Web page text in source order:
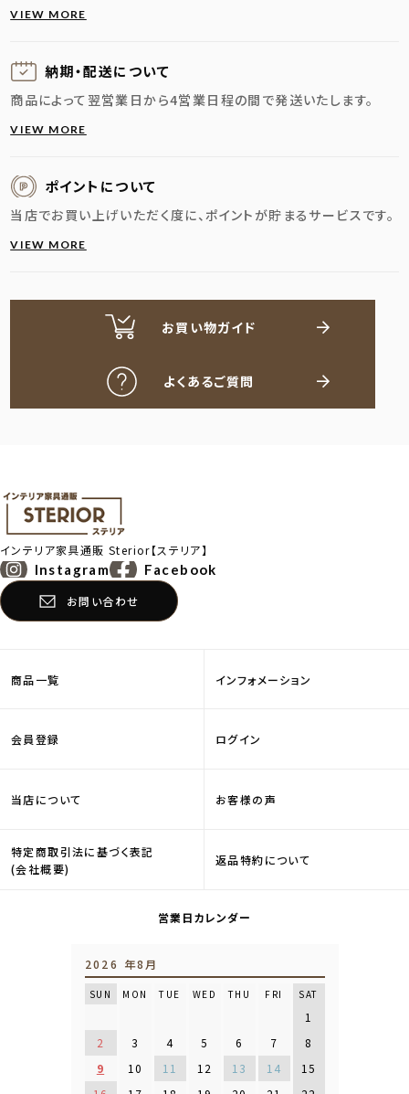
VIEW MORE
納期・配送に ついて
商品によって翌営業日から4営業日程の間で発送いたします。
VIEW MORE
ポイントについて
当店でお買い上げいただく度に、ポイントが貯まるサービスです。
VIEW MORE
お買い物ガイド
よくあるご質問
インテリア家具通販Sterior【ステリア】
Instagram Facebook
お問い合わせ
商品一覧 インフォメーション
会員登録 ログイン
当店について お客様の声
特定商取引法に基づく表記
(会社概要)
返品特約について
営業日カレンダー
2026 年8月
SUN MON TUE WED THU FRI SAT
1
2
3 4 5 6 7
8
9
10 11 12 13 14
15